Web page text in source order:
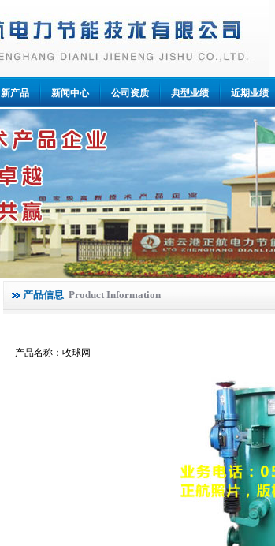
新产品 新闻中心 公司资质 典型业绩 近期业绩
产品信息 Product Information
产品名称：收球网